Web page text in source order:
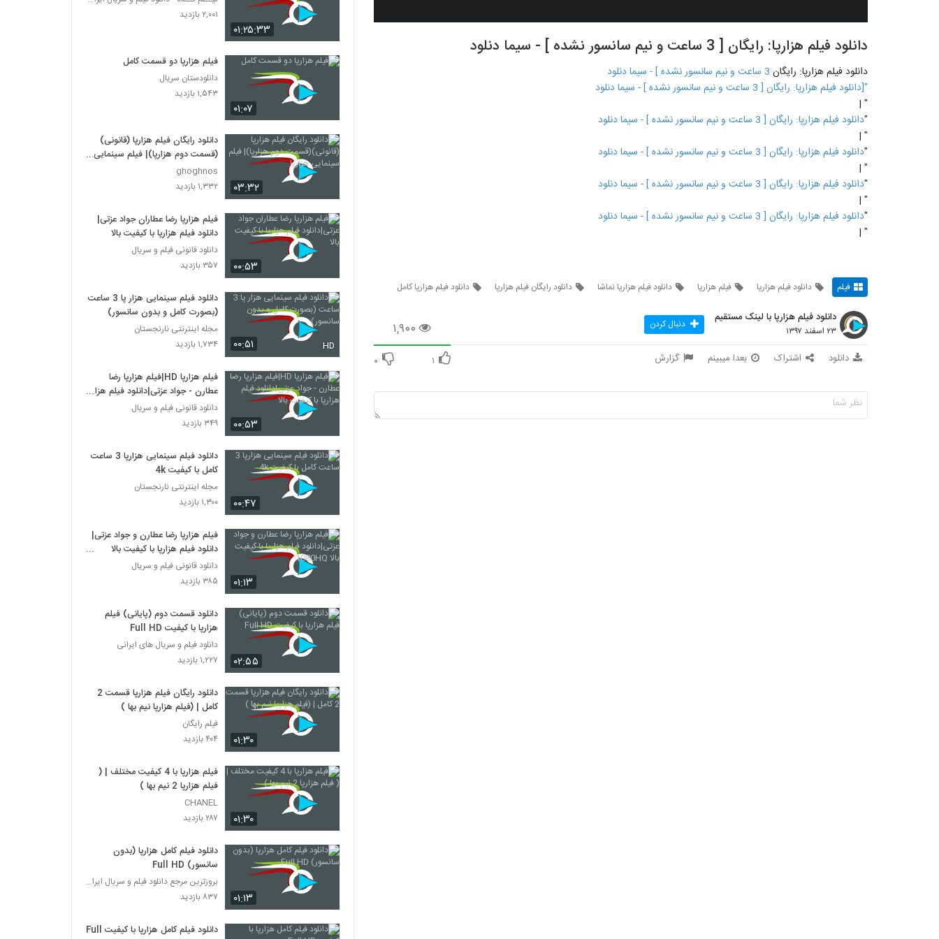
دانلود فیلم هزارپا: رایگان [ 3 ساعت و نیم سانسور نشده ] - سیما دنلود
دانلود فیلم هزارپا: رایگان 3 ساعت و نیم سانسور نشده ] - سیما دنلود
"[دانلود فیلم هزارپا: رایگان [ 3 ساعت و نیم سانسور نشده ] - سیما دنلود
" |
"دانلود فیلم هزارپا: رایگان [ 3 ساعت و نیم سانسور نشده ] - سیما دنلود
" |
"دانلود فیلم هزارپا: رایگان [ 3 ساعت و نیم سانسور نشده ] - سیما دنلود
" |
"دانلود فیلم هزارپا: رایگان [ 3 ساعت و نیم سانسور نشده ] - سیما دنلود
" |
"دانلود فیلم هزارپا: رایگان [ 3 ساعت و نیم سانسور نشده ] - سیما دنلود
" |
فیلم دانلود فیلم هزارپا فیلم هزارپا دانلود فیلم هزارپا نماشا دانلود رایگان فیلم هزارپا دانلود فیلم هزارپا کامل
۱,۹۰۰
دانلود فیلم هزارپا با لینک مستقیم
۲۳ اسفند ۱۳۹۷ دنبال کردن
دانلود اشتراک بعدا میبینم گزارش ۱ ۰
۰۱:۲۵:۳۳
۲,۰۰۱ بازدید
۰۱:۰۷
فیلم هزارپا دو قسمت کامل
دانلودستان سریال
۱,۵۴۳ بازدید
۰۳:۳۲
دانلود رایگان فیلم هزارپا (قانونی)
(قسمت دوم هزارپا)| فیلم سینمایی
هزارپا
ghoghnos
۱,۳۳۲ بازدید
۰۰:۵۳
فیلم هزارپا رضا عطاران جواد عزتی|
دانلود فیلم هزارپا با کیفیت بالا
دانلود قانونی فیلم و سریال
۳۵۷ بازدید
۰۰:۵۱ HD
دانلود فیلم سینمایی هزار پا 3 ساعت
(بصورت کامل و بدون سانسور)
مجله اینترنتی نارنجستان
۱,۷۳۴ بازدید
۰۰:۵۳
فیلم هزارپا HD|فیلم هزارپا رضا
عطارن - جواد عزتی|دانلود فیلم هزارپا
با کیفیت بالا
دانلود قانونی فیلم و سریال
۳۴۹ بازدید
۰۰:۴۷
دانلود فیلم سینمایی هزارپا 3 ساعت
کامل با کیفیت 4k
مجله اینترنتی نارنجستان
۱,۳۰۰ بازدید
۰۱:۱۳
فیلم هزارپا رضا عطارن و جواد عزتی|
دانلود فیلم هزارپا با کیفیت بالا
1080HQ
دانلود قانونی فیلم و سریال
۳۸۵ بازدید
۰۲:۵۵
دانلود قسمت دوم (پایانی) فیلم
هزارپا با کیفیت Full HD
دانلود فیلم و سریال های ایرانی
۱,۲۲۷ بازدید
۰۱:۳۰
دانلود رایگان فیلم هزارپا قسمت 2
کامل | (فیلم هزارپا نیم بها )
فیلم رایگان
۴۰۴ بازدید
۰۱:۳۰
فیلم هزارپا با 4 کیفیت مختلف | (
فیلم هزارپا 2 نیم بها )
CHANEL
۲۸۷ بازدید
۰۱:۱۳
دانلود فیلم کامل هزارپا (بدون
سانسور) Full HD
بروزترین مرجع دانلود فیلم و سریال ایرانی
۸۳۷ بازدید
دانلود فیلم کامل هزارپا با کیفیت Full